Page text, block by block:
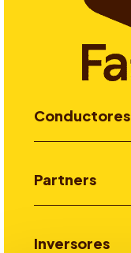
Conductores
Partners
Inversores